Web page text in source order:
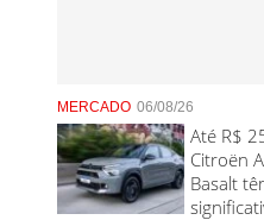
MERCADO 06/08/26
Até R$
Citroën
Basalt